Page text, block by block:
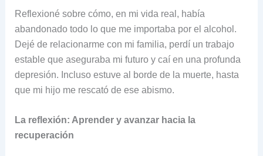
Reflexioné sobre cómo, en mi vida real, había
abandonado todo lo que me importaba por el alcohol.
Dejé de relacionarme con mi familia, perdí un trabajo
estable que aseguraba mi futuro y caí en una profunda
depresión. Incluso estuve al borde de la muerte, hasta
que mi hijo me rescató de ese abismo.
La reflexión: Aprender y avanzar hacia la
recuperación